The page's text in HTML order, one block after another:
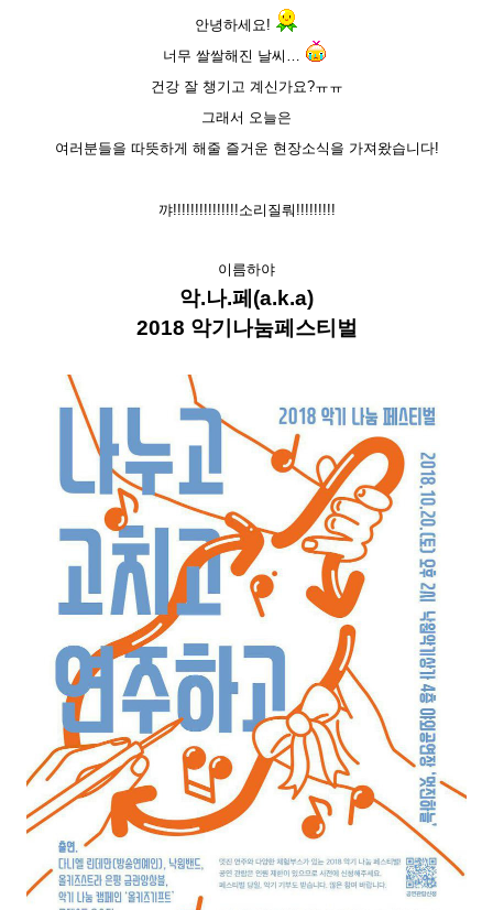
안녕하세요!
너무 쌀쌀해진 날씨 …
건강 잘 챙기고 계신가요?ㅠㅠ
그래서 오늘은
여러분들을 따뜻하게 해줄 즐거운 현장소식을 가져왔습니다!
꺄!!!!!!!!!!!!!!!소리질뤄!!!!!!!!!
이름하야
악.나.페(a.k.a)
2018 악기나눔페스티벌